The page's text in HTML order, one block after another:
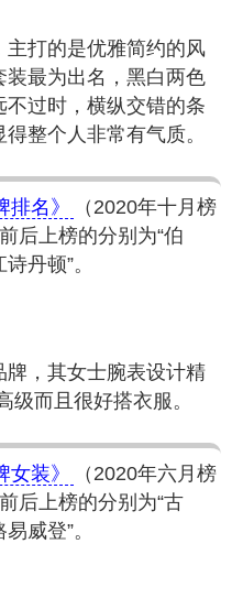
打的是优雅简约的风
最为出名，黑白两色
过时，横纵交错的条
整个人非常有气质。
排名》
（2020年十月榜
前后上榜的分别为“伯
丹顿”。
，其女士腕表设计精
级而且很好搭衣服。
女装》
（2020年六月榜
前后上榜的分别为“古
威登”。